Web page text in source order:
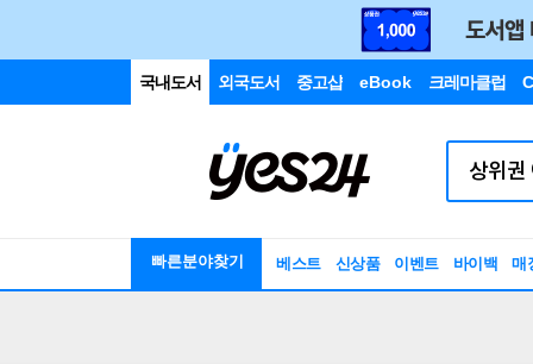
국내도서 외국도서 중고샵 eBook 크레마클럽
빠른분야찾기 베스트 신상품 이벤트 바이백 매